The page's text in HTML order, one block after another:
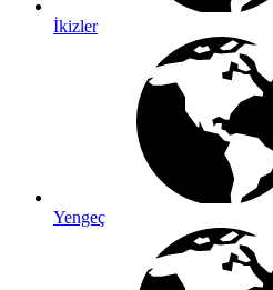
İkizler
Yengeç